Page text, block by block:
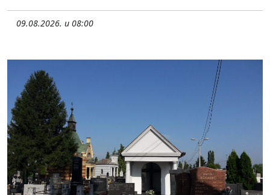
09.08.2026. u 08:00